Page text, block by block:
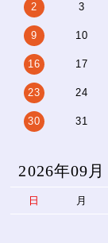
2 3
9 10
16 17
23 24
30 31
2026年09月
日 月